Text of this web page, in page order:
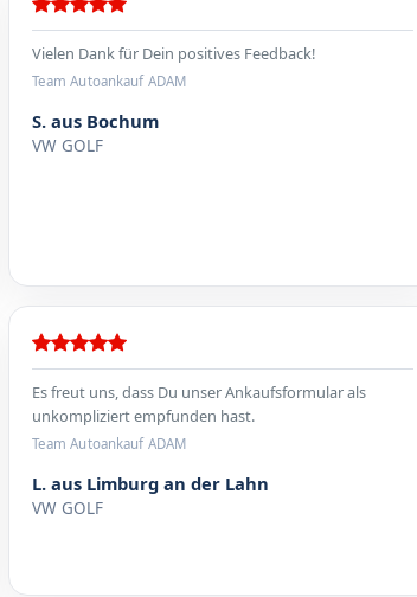
Vielen Dank für Dein positives Feedback!
Team Autoankauf ADAM
S. aus Bochum
VW GOLF
Es freut uns, dass Du unser Ankaufsformular als
unkompliziert empfunden hast.
Team Autoankauf ADAM
L. aus Limburg an der Lahn
VW GOLF